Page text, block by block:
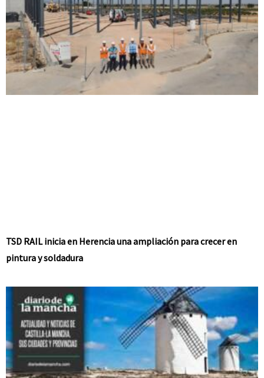
TSD RAIL inicia en Herencia una ampliación para crecer en
pintura y soldadura